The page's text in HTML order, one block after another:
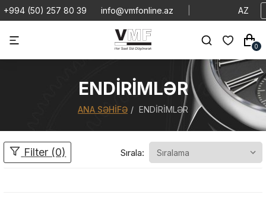
+994 (50) 257 80 39 info@vmfonline.az AZ
0
ENDIRIMLƏR
ANA SƏHIFƏ ENDIRIMLƏR
Filter (0) Sırala: